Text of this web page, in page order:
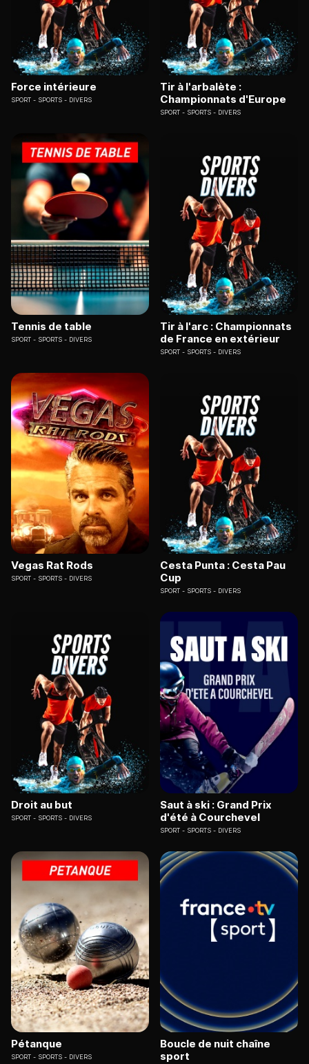
Force intérieure
SPORT SPORTS - DIVERS
Tir à l'arbalète :
Championnats d'Europe
SPORT SPORTS - DIVERS
Tennis de table
SPORT SPORTS - DIVERS
Tir à l'arc : Championnats
de France en extérieur
SPORT SPORTS - DIVERS
Vegas Rat Rods
SPORT SPORTS - DIVERS
Cesta Punta : Cesta Pau
Cup
SPORT SPORTS - DIVERS
Droit au but
SPORT SPORTS - DIVERS
Saut à ski : Grand Prix
d'été à Courchevel
SPORT SPORTS - DIVERS
Pétanque
SPORT SPORTS - DIVERS
Boucle de nuit chaîne
sport